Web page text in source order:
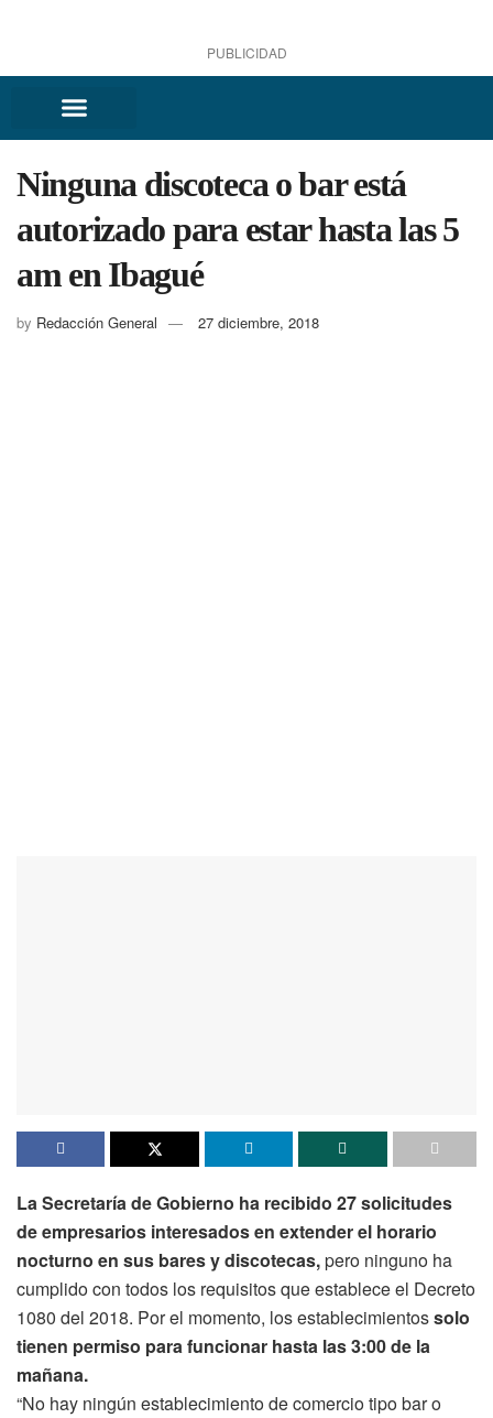
PUBLICIDAD
Ninguna discoteca o bar está
autorizado para estar hasta las 5
am en Ibagué
by Redacción General 27 diciembre, 2018
La Secretaría de Gobierno ha recibido 27 solicitudes
de empresarios interesados en extender el horario
nocturno en sus bares y discotecas,pero ninguno ha
cumplido con todos los requisitos que establece el Decreto
1080 del 2018. Por el momento, los establecimientossolo
tienen permiso para funcionar hasta las 3:00 de la
mañana.
“No hay ningún establecimiento de comercio tipo bar o